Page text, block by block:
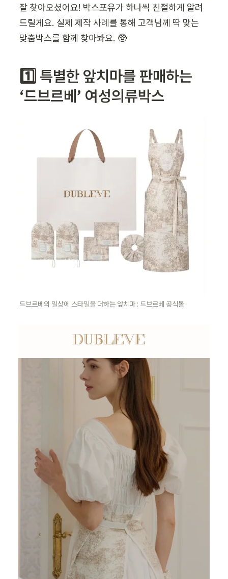
잘 찾아오셨어요! 박스포유가 하나씩 친절하게 알려
드릴게요. 실제 제작 사례를 통해 고객님께 딱 맞는
맞춤박스를 함께 찾아봐요. 🥸
1️⃣ 특별한 앞치마를 판매하는
‘드브르베’ 여성의류박스
드브르베의 일상에 스타일을 더하는 앞치마 : 드브르베 공식몰